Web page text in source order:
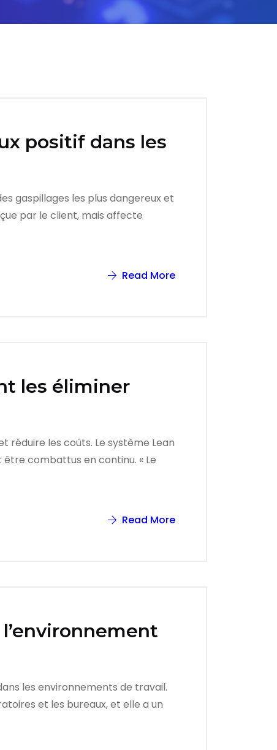
positif dans les
gaspillages les plus dangereux et
par le client, mais affecte
Read More
les éliminer
réduire les coûts. Le système Lean
combattus en continu. « Le
Read More
les environnements de travail.
et les bureaux, et elle a un